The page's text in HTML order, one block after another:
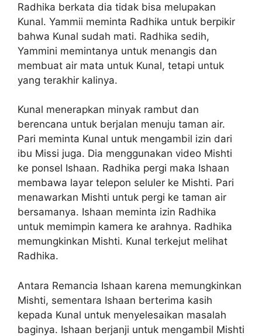
Radhika berkata dia tidak bisa melupakan
Kunal. Yammii meminta Radhika untuk berpikir
bahwa Kunal sudah mati. Radhika sedih,
Yammini memintanya untuk menangis dan
membuat air mata untuk Kunal, tetapi untuk
yang terakhir kalinya.
Kunal menerapkan minyak rambut dan
berencana untuk berjalan menuju taman air.
Pari meminta Kunal untuk mengambil izin dari
ibu Missi juga. Dia menggunakan video Mishti
ke ponsel Ishaan. Radhika pergi maka Ishaan
membawa layar telepon seluler ke Mishti. Pari
menawarkan Mishti untuk pergi ke taman air
bersamanya. Ishaan meminta izin Radhika
untuk memimpin kamera ke arahnya. Radhika
memungkinkan Mishti. Kunal terkejut melihat
Radhika.
Antara Remancia Ishaan karena memungkinkan
Mishti, sementara Ishaan berterima kasih
kepada Kunal untuk menyelesaikan masalah
baginya. Ishaan berjanji untuk mengambil Mishti